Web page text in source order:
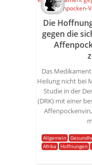
Die
gegen die
Das
Heilung nicht bei
Studie in der
(DRK) mit einer
Allgemein
Afrika
Hoffnungen